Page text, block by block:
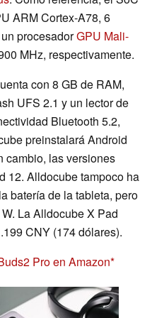
ARM Cortex-A78, 6
procesadorGPU Mali-
MHz, respectivamente.
con 8 GB de RAM,
UFS 2.1 y un lector de
Bluetooth 5.2,
preinstalará Android
cambio, las versiones
12. Alldocube tampoco ha
batería de la tableta, pero
La Alldocube X Pad
CNY (174 dólares).
Pro en Amazon